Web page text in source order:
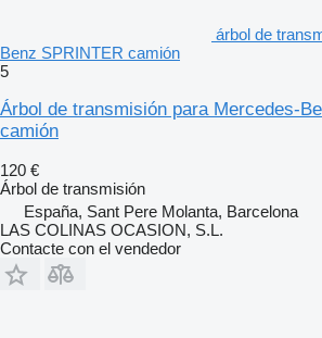
árbol de
Benz SPRINTER camión
5
Árbol de transmisión para Mercedes-
camión
120 €
Árbol de transmisión
España, Sant Pere Molanta, Barcelona
LAS COLINAS OCASION, S.L.
Contacte con el vendedor